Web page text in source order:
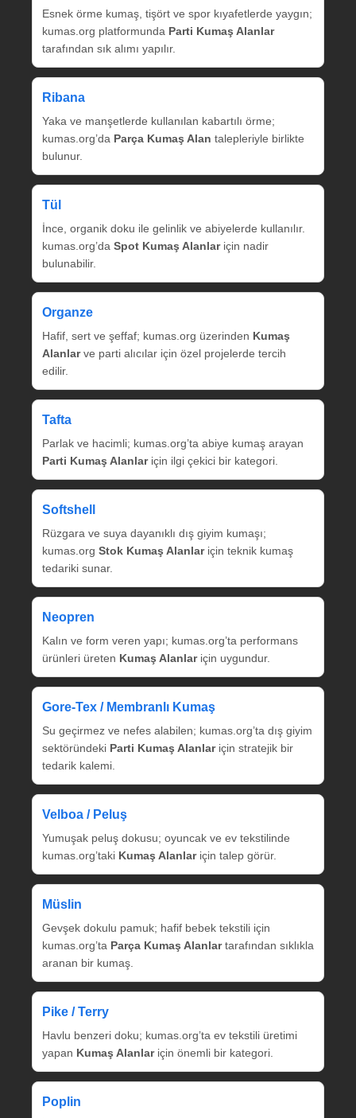
Esnek örme kumaş, tişört ve spor kıyafetlerde yaygın;
kumas.org platformunda Parti Kumaş Alanlar
tarafından sık alımı yapılır.
Ribana
Yaka ve manşetlerde kullanılan kabartılı örme;
kumas.org’da Parça Kumaş Alan talepleriyle birlikte
bulunur.
Tül
İnce, organik doku ile gelinlik ve abiyelerde kullanılır.
kumas.org’da Spot Kumaş Alanlariçin nadir
bulunabilir.
Organze
Hafif, sert ve şeffaf; kumas.org üzerinden Kumaş
Alanlarve parti alıcılar için özel projelerde tercih
edilir.
Tafta
Parlak ve hacimli; kumas.org’ta abiye kumaş arayan
Parti Kumaş Alanlariçin ilgi çekici bir kategori.
Softshell
Rüzgara ve suya dayanıklı dış giyim kumaşı;
kumas.org Stok Kumaş Alanlariçin teknik kumaş
tedariki sunar.
Neopren
Kalın ve form veren yapı; kumas.org’ta performans
ürünleri üreten Kumaş Alanlariçin uygundur.
Gore‑Tex / Membranlı Kumaş
Su geçirmez ve nefes alabilen; kumas.org’ta dış giyim
sektöründeki Parti Kumaş Alanlariçin stratejik bir
tedarik kalemi.
Velboa / Peluş
Yumuşak peluş dokusu; oyuncak ve ev tekstilinde
kumas.org’taki Kumaş Alanlariçin talep görür.
Müslin
Gevşek dokulu pamuk; hafif bebek tekstili için
kumas.org’ta Parça Kumaş Alanlartarafından sıklıkla
aranan bir kumaş.
Pike / Terry
Havlu benzeri doku; kumas.org’ta ev tekstili üretimi
yapan Kumaş Alanlariçin önemli bir kategori.
Poplin